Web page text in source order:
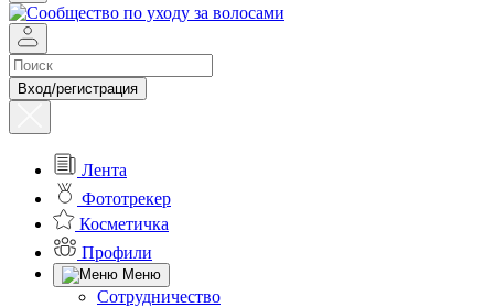
Вход/регистрация
Лента
Фототрекер
Косметичка
Профили
Меню
Сотрудничество